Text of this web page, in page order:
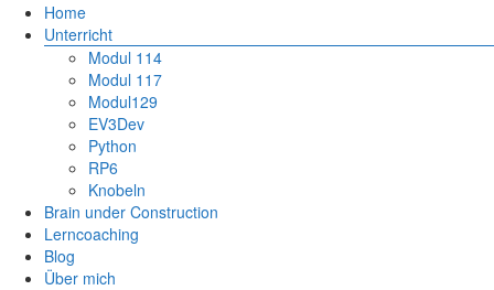
Home
Unterricht
Modul 114
Modul 117
Modul129
EV3Dev
Python
RP6
Knobeln
Brain under Construction
Lerncoaching
Blog
Über mich